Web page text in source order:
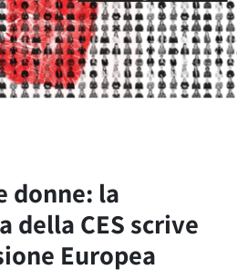
donne: la
della CES scrive
Europea